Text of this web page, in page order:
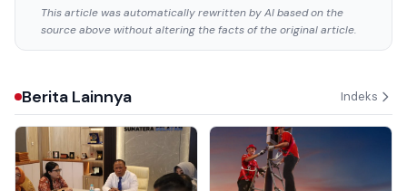
This article was automatically rewritten by AI based on the
source above without altering the facts of the original article.
Berita Lainnya Indeks